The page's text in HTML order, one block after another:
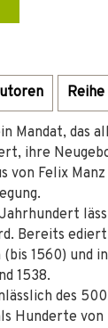
Reihe
Mandat, das
ihre
von Felix
Bereits
1560) und
1538.
des
Hunderte